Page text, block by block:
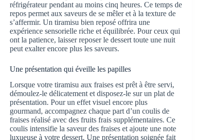
réfrigérateur pendant au moins cinq heures. Ce temps de
repos permet aux saveurs de se mêler et à la texture de
s’affermir. Un tiramisu bien reposé offrira une
expérience sensorielle riche et équilibrée. Pour ceux qui
ont la patience, laisser reposer le dessert toute une nuit
peut exalter encore plus les saveurs.
Une présentation qui éveille les papilles
Lorsque votre tiramisu aux fraises est prêt à être servi,
démoulez-le délicatement et disposez-le sur un plat de
présentation. Pour un effet visuel encore plus
gourmand, accompagnez chaque part d’un coulis de
fraises réalisé avec des fruits frais supplémentaires. Ce
coulis intensifie la saveur des fraises et ajoute une note
luxueuse à votre dessert. Une présentation soignée fait